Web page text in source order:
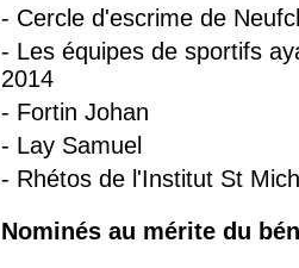
- Cercle d'escrime de
- Les équipes de sportifs
2014
- Fortin Johan
- Lay Samuel
- Rhétos de l'Institut St
Nominés au mérite du